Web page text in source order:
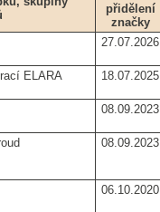
přidělení
značky
27.07.2026
ELARA 18.07.2025
08.09.2023
08.09.2023
06.10.2020